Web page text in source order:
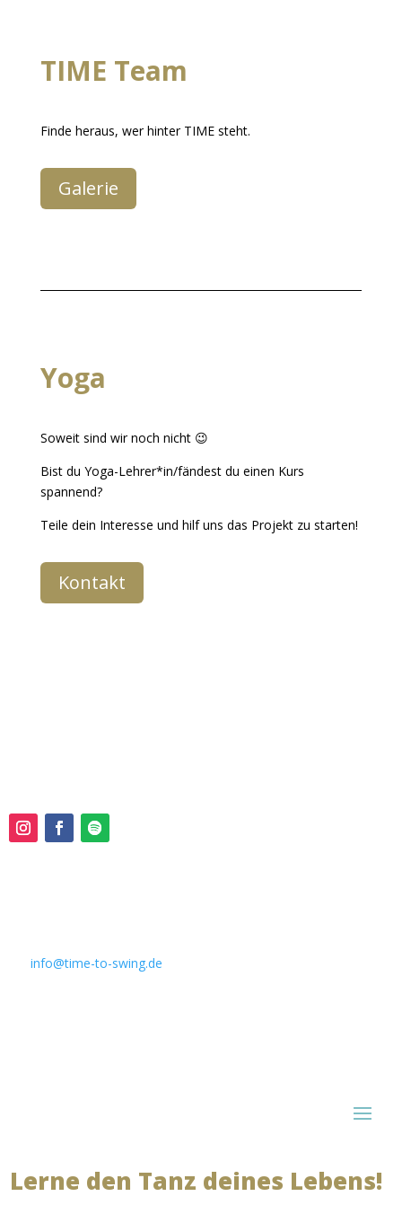
TIME Team
Finde heraus, wer hinter TIME steht.
Galerie
Yoga
Soweit sind wir noch nicht 😉
Bist du Yoga-Lehrer*in/fändest du einen Kurs
spannend?
Teile dein Interesse und hilf uns das Projekt zu starten!
Kontakt
info@time-to-swing.de
Lerne den Tanz deines Lebens!